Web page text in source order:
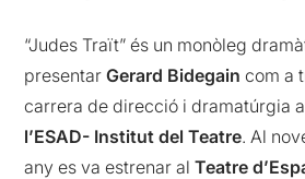
“Judes Traït” és un monòleg
presentarGerard Bidegaincom a
carrera de direcció i dramatúrgia
l’ESAD- Institut del Teatre. Al
any es va estrenar alTeatre